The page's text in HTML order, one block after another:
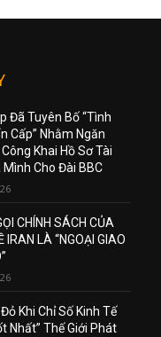
Đã Tuyên Bố “Tình
Cấp” Nhằm Ngăn
Khai Hồ Sơ Tài
Mình Cho Đài BBC
CHÍNH SÁCH CỦA
IRAN LÀ “NGOẠI GIAO
Khi Chỉ Số Kinh Tế
Nhất” Thế Giới Phát